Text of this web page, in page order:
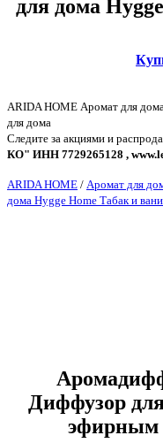
для дома
ARIDA HOME Аромат для
для дома
Следите за акциями и
КО" ИНН 7729265128 ,
ARIDA HOME / Аромат для
дома Hygge Home Табак и
Диффузор
эфирным